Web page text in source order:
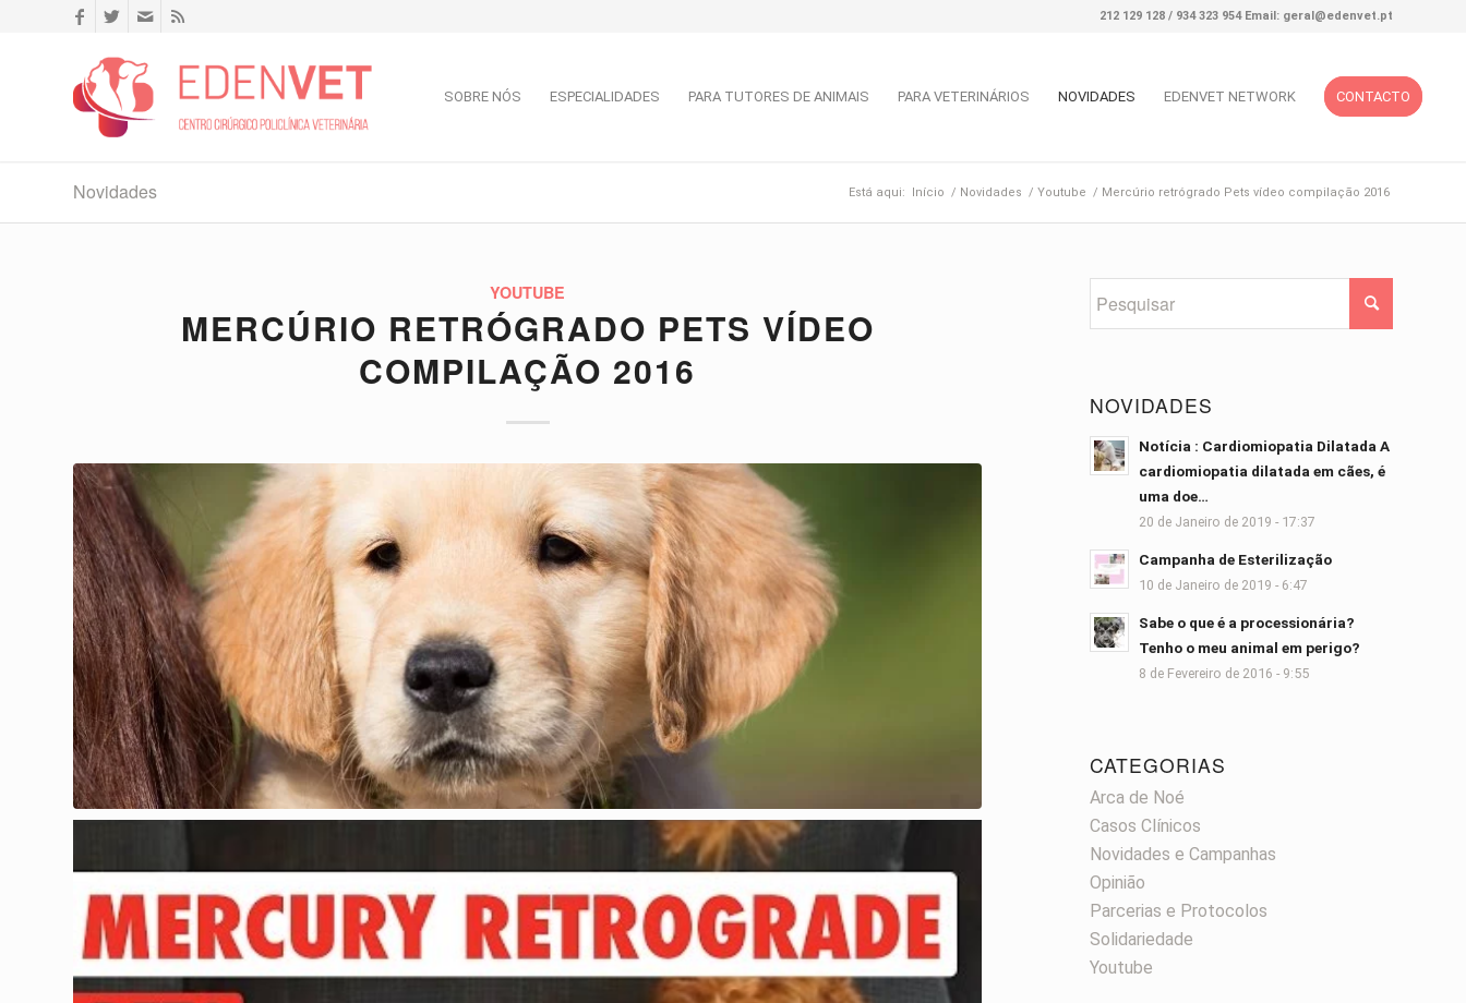
212 129 128 / 934 323 954 Email: geral@edenvet.pt
SOBRE NÓS ESPECIALIDADES PARA TUTORES DE ANIMAIS PARA VETERINÁRIOS NOVIDADES EDENVET NETWORK CONTACTO
Novidades Está aqui: Início / Novidades / Youtube / Mercúrio retrógrado Pets vídeo compilação 2016
YOUTUBE
MERCÚRIO RETRÓGRADO PETS VÍDEO
COMPILAÇÃO 2016
NOVIDADES
Notícia : Cardiomiopatia Dilatada A
cardiomiopatia dilatada em cães, é
uma doe…
20 de Janeiro de 2019 - 17:37
Campanha de Esterilização
10 de Janeiro de 2019 - 6:47
Sabe o que é a processionária?
Tenho o meu animal em perigo?
8 de Fevereiro de 2016 - 9:55
CATEGORIAS
Arca de Noé
Casos Clínicos
Novidades e Campanhas
Opinião
Parcerias e Protocolos
Solidariedade
Youtube